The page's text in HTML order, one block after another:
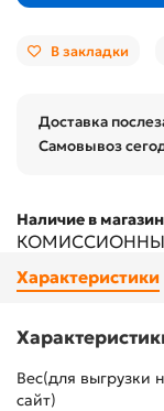
В закладки
Доставка
Самовывоз
Наличие в
Характеристики
Вес(для выгрузки
сайт)